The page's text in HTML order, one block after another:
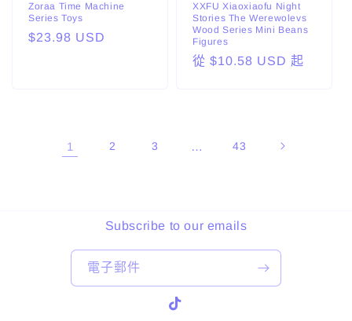
Zoraa Time Machine
Series Toys
定
$23.98 USD
XXFU Xiaoxiaofu Night
Stories The Werewolevs
Wood Series Mini Beans
Figures
定
從 $10.58 USD 起
1 2 3 … 43
Subscribe to our emails
電子郵件
TikTok